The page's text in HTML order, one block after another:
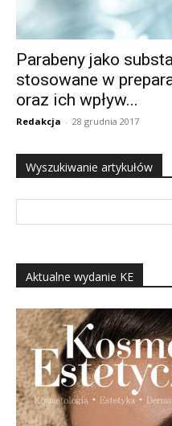
Parabeny jako
stosowane w
oraz ich wpływ...
Redakcja - 28 grudnia 2017
Wyszukiwanie artykułów
Aktualne wydanie KE